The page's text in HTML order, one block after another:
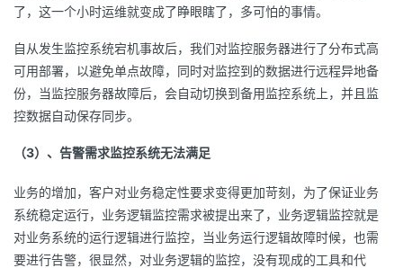
了，这一个小时运维就变成了睁眼瞎了，多可怕的事情。
自从发生监控系统宕机事故后，我们对监控服务器进行了分布式高
可用部署，以避免单点故障，同时对监控到的数据进行远程异地备
份，当监控服务器故障后，会自动切换到备用监控系统上，并且监
控数据自动保存同步。
（3）、告警需求监控系统无法满足
业务的增加，客户对业务稳定性要求变得更加苛刻，为了保证业务
系统稳定运行，业务逻辑监控需求被提出来了，业务逻辑监控就是
对业务系统的运行逻辑进行监控，当业务运行逻辑故障时候，也需
要进行告警，很显然，对业务逻辑的监控，没有现成的工具和代